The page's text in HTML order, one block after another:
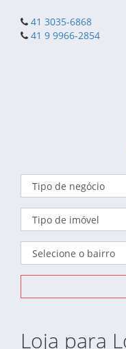
41 3035-6868
41 9 9966-2854
Loja para